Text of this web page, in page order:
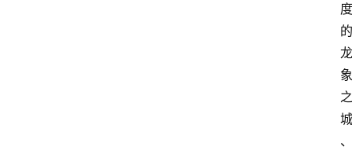
度
的
龙
象
之
城
、